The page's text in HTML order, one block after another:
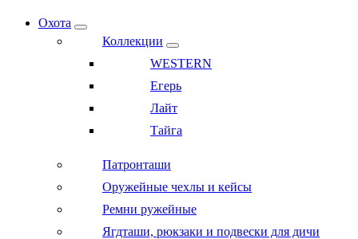
Охота
Коллекции
WESTERN
Егерь
Лайт
Тайга
Патронташи
Оружейные чехлы и кейсы
Ремни ружейные
Ягдташи, рюкзаки и подвески для дичи